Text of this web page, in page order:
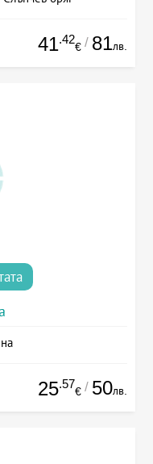
41.42
€ / 81лв.
25.57
€ / 50лв.